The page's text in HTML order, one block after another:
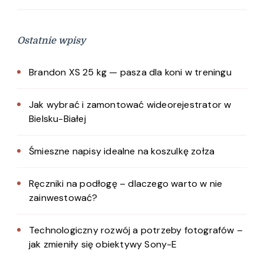
Ostatnie wpisy
Brandon XS 25 kg — pasza dla koni w treningu
Jak wybrać i zamontować wideorejestrator w
Bielsku-Białej
Śmieszne napisy idealne na koszulkę zołza
Ręczniki na podłogę – dlaczego warto w nie
zainwestować?
Technologiczny rozwój a potrzeby fotografów –
jak zmieniły się obiektywy Sony-E